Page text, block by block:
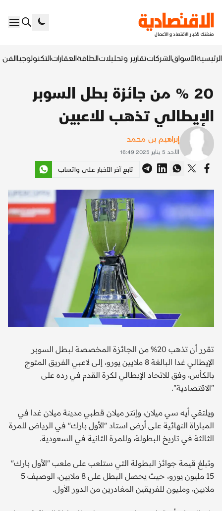
الرئيسيةالأسواقالشركاتتقارير وتحليلاتالطاقةالعقاراتالتكنولوجياالفن
20 % من جائزة بطل السوبر
الإيطالي تذهب للاعبين
إبراهيم بن محمد
الأحد 5 يناير 2025 16:49
تابع آخر الأخبار على واتساب
تقرر أن تذهب 20% من الجائزة المخصصة لبطل السوبر
الإيطالي غدا البالغة 8 ملايين يورو، إلى لاعبي الفريق المتوج
بالكأس، وفق للاتحاد الإيطالي لكرة القدم في رده على
"الاقتصادية".
ويلتقي أيه سي ميلان، وإنتر ميلان قطبي مدينة ميلان غدا في
المباراة النهائية على أرض استاد "الأول بارك" في الرياض للمرة
الثالثة في تاريخ البطولة، وللمرة الثانية في السعودية.
وتبلغ قيمة جوائز البطولة التي ستلعب على ملعب "الأول بارك"
15 مليون يورو، حيث يحصل البطل على 8 ملايين، الوصيف 5
ملايين، ومليون للفريقين المغادرين من الدور الأول.